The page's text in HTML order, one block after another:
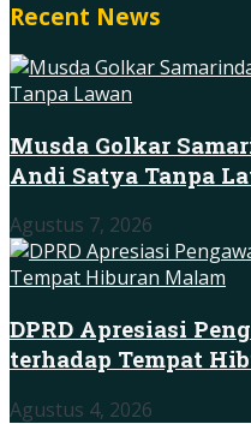
Recent News
Musda Golkar
Andi Satya Tanpa
Agustus 7, 2026
DPRD Apresiasi
terhadap Tempat
Agustus 4, 2026